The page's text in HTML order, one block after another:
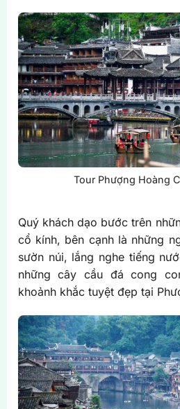
Tour Phượng Hoàng
Quý khách dạo bước trên
cổ kính, bên cạnh là những
sườn núi, lắng nghe tiếng
những cây cầu đá cong
khoảnh khắc tuyệt đẹp tại